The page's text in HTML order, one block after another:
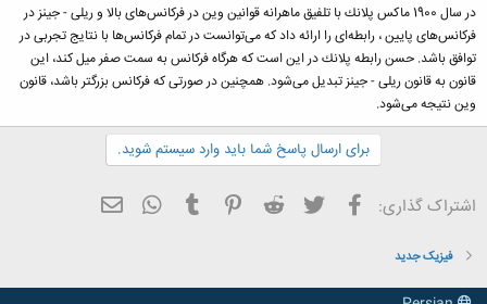
در سال 1900 ماكس پلانك با تلفیق ماهرانه قوانین وین در فركانس‌های بالا و ریلی - جینز در
فركانس‌های پایین ، رابطه‌ای را ارائه داد كه می‌توانست در تمام فركانس‌ها با نتایج تجربی در
توافق باشد. حسن رابطه پلانك در این است كه هرگاه فركانس به سمت صفر میل كند، این
قانون به قانون ریلی - جینز تبدیل می‌شود. همچنین در صورتی كه فركانس بزرگتر باشد، قانون
وین نتیجه می‌شود.
برای ارسال پاسخ شما باید وارد سیستم شوید.
اشتراک گذاری: فیسبوک تویتر Reddit
Pinterest
Tumblr
WhatsApp
فیزیک جدید